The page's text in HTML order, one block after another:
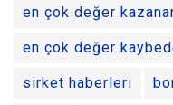
en çok değer
en çok değer
sirket haberleri